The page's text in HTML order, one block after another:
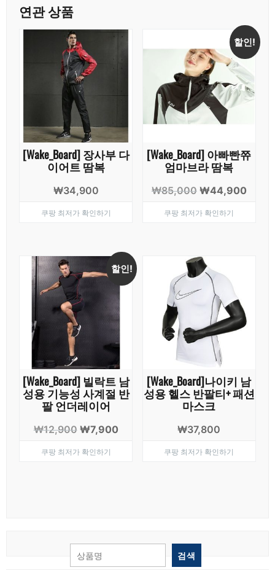
연관 상품
[Wake_Board] 장사부 다
이어트 땀복
₩34,900
쿠팡 최저가 확인하기
할인!
[Wake_Board] 아빠빤쮸
엄마브라 땀복
₩85,000 원
가
₩44,900현
쿠팡 최저가 확인하기
할인!
[Wake_Board] 빌락트 남
성용 기능성 사계절 반
팔 언더레이어
₩12,900 원
가
₩7,900현
쿠팡 최저가 확인하기
[Wake_Board]나이키 남
성용 헬스 반팔티+ 패션
마스크
₩37,800
쿠팡 최저가 확인하기
검색